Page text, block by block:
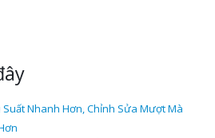
Suất Nhanh Hơn, Chỉnh Sửa Mượt Mà